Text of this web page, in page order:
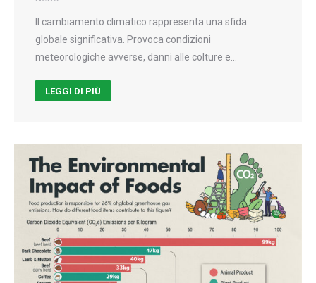
Il cambiamento climatico rappresenta una sfida
globale significativa. Provoca condizioni
meteorologiche avverse, danni alle colture e…
LEGGI DI PIÙ